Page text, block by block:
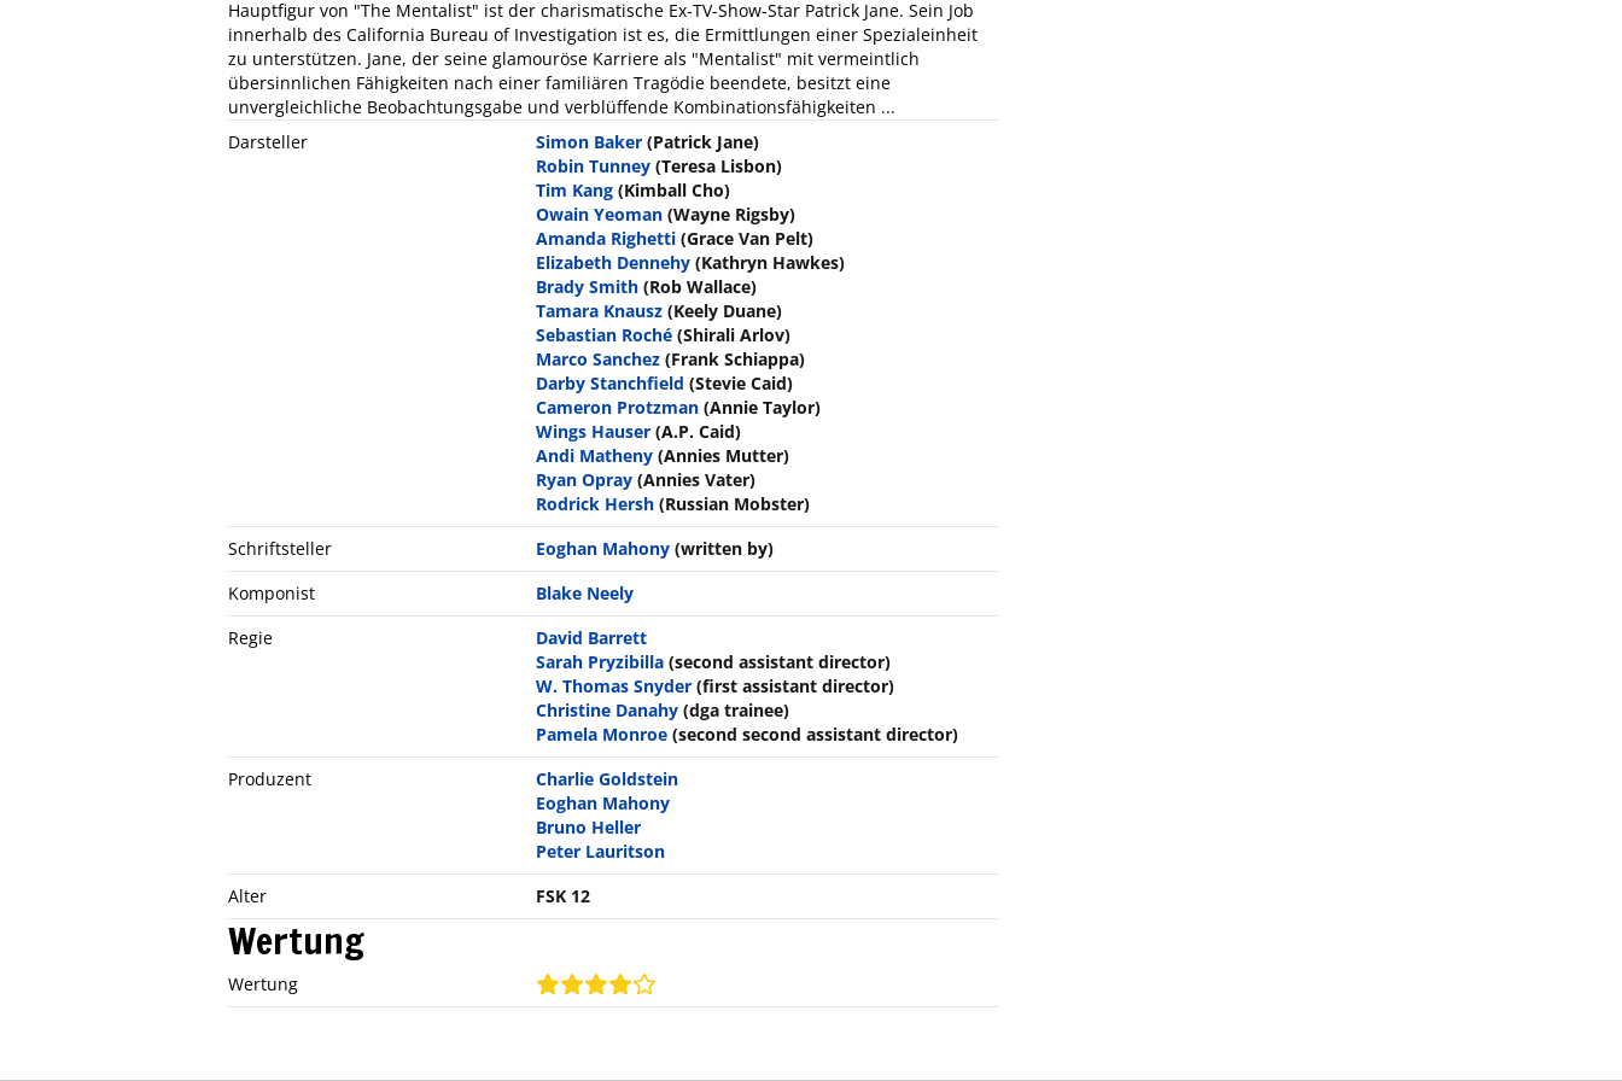
Hauptfigur von "The Mentalist" ist der charismatische Ex-TV-Show-Star Patrick Jane. Sein Job
innerhalb des California Bureau of Investigation ist es, die Ermittlungen einer Spezialeinheit
zu unterstützen. Jane, der seine glamouröse Karriere als "Mentalist" mit vermeintlich
übersinnlichen Fähigkeiten nach einer familiären Tragödie beendete, besitzt eine
unvergleichliche Beobachtungsgabe und verblüffende Kombinationsfähigkeiten ...
Darsteller
Simon Baker (Patrick Jane)
Robin Tunney (Teresa Lisbon)
Tim Kang (Kimball Cho)
Owain Yeoman (Wayne Rigsby)
Amanda Righetti (Grace Van Pelt)
Elizabeth Dennehy (Kathryn Hawkes)
Brady Smith (Rob Wallace)
Tamara Knausz (Keely Duane)
Sebastian Roché (Shirali Arlov)
Marco Sanchez (Frank Schiappa)
Darby Stanchfield (Stevie Caid)
Cameron Protzman (Annie Taylor)
Wings Hauser (A.P. Caid)
Andi Matheny (Annies Mutter)
Ryan Opray (Annies Vater)
Rodrick Hersh (Russian Mobster)
Schriftsteller
Eoghan Mahony (written by)
Komponist
Blake Neely
Regie
David Barrett
Sarah Pryzibilla (second assistant director)
W. Thomas Snyder (first assistant director)
Christine Danahy (dga trainee)
Pamela Monroe (second second assistant director)
Produzent
Charlie Goldstein
Eoghan Mahony
Bruno Heller
Peter Lauritson
Alter
FSK 12
Wertung
Wertung